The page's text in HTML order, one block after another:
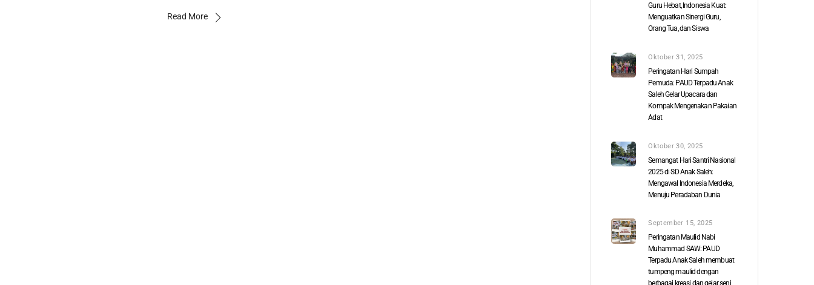
Read More
Guru Hebat, Indonesia Kuat:
Menguatkan Sinergi Guru,
Orang Tua, dan Siswa
Oktober 31, 2025
Peringatan Hari Sumpah
Pemuda: PAUD Terpadu Anak
Saleh Gelar Upacara dan
Kompak Mengenakan Pakaian
Adat
Oktober 30, 2025
Semangat Hari Santri Nasional
2025 di SD Anak Saleh:
Mengawal Indonesia Merdeka,
Menuju Peradaban Dunia
September 15, 2025
Peringatan Maulid Nabi
Muhammad SAW: PAUD
Terpadu Anak Saleh membuat
tumpeng maulid dengan